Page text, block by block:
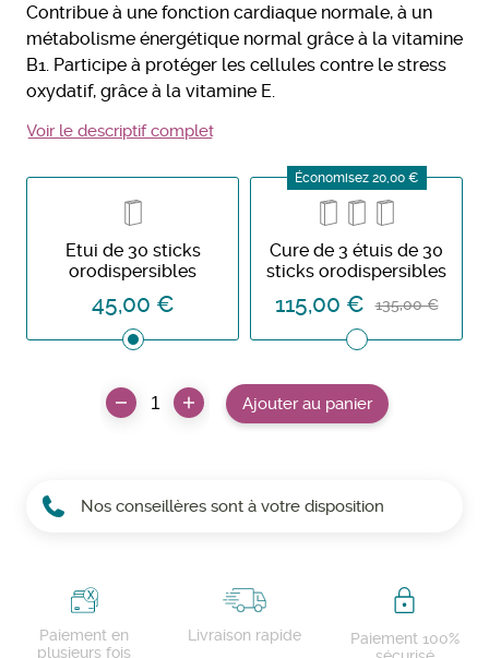
Contribue à une fonction cardiaque normale, à un
métabolisme énergétique normal grâce à la vitamine
B1. Participe à protéger les cellules contre le stress
oxydatif, grâce à la vitamine E.
Voir le descriptif complet
Etui de 30 sticks
orodispersibles
45,00 €
Économisez 20,00 €
Cure de 3 étuis de 30
sticks orodispersibles
115,00 € 135,00 €
Ajouter au panier
Nos conseillères sont à votre disposition
Paiement en
plusieurs fois
Livraison rapide
Paiement 100%